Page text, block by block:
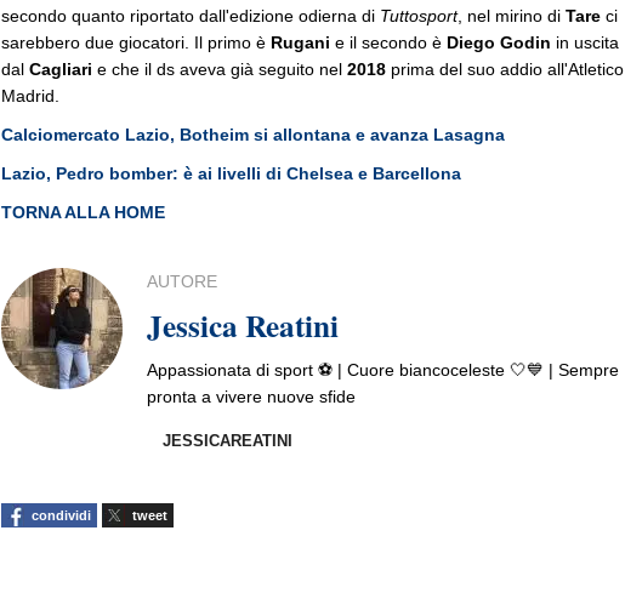
secondo quanto riportato dall'edizione odierna di Tuttosport, nel mirino di Tare ci
sarebbero due giocatori. Il primo è Rugani e il secondo è Diego Godin in uscita
dal Cagliari e che il ds aveva già seguito nel 2018 prima del suo addio all'Atletico
Madrid.
Calciomercato Lazio, Botheim si allontana e avanza Lasagna
Lazio, Pedro bomber: è ai livelli di Chelsea e Barcellona
TORNA ALLA HOME
AUTORE
Jessica Reatini
Appassionata di sport ⚽️ | Cuore biancoceleste 🤍💙 | Sempre
pronta a vivere nuove sfide
JESSICAREATINI
condividi tweet